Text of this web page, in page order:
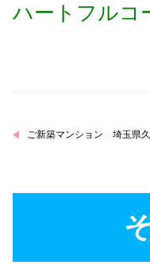
ハートフルコ
ご新築マンション 埼玉県